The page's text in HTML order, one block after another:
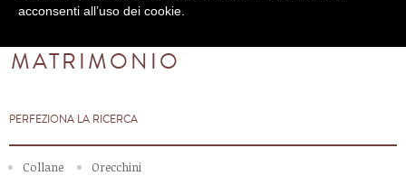
MATRIMONIO
PERFEZIONA LA RICERCA
Collane Orecchini
acconsenti all’uso dei cookie.